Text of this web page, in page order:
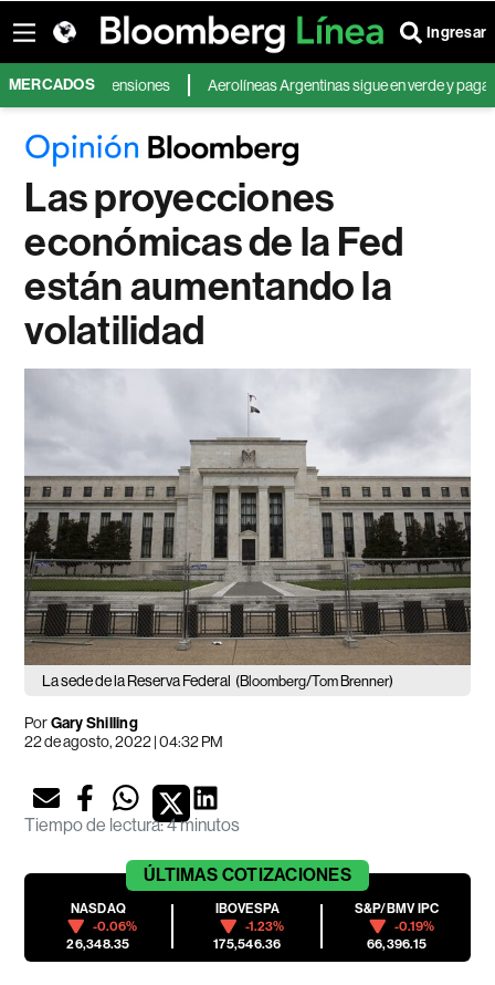
Ingresar
MERCADOS
las tensiones Aerolíneas Argentinas sigue en verde y pagará el
Las proyecciones
económicas de la Fed
están aumentando la
volatilidad
La sede de la Reserva Federal (Bloomberg/Tom Brenner)
PorGary Shilling
22 de agosto, 2022 | 04:32 PM
Tiempo de lectura:4 minutos
ÚLTIMAS COTIZACIONES
NASDAQ
-0.06%
26,348.35
IBOVESPA
-1.23%
175,546.36
S&P/BMV IPC
-0.19%
66,396.15